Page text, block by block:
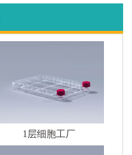
1层细胞工厂